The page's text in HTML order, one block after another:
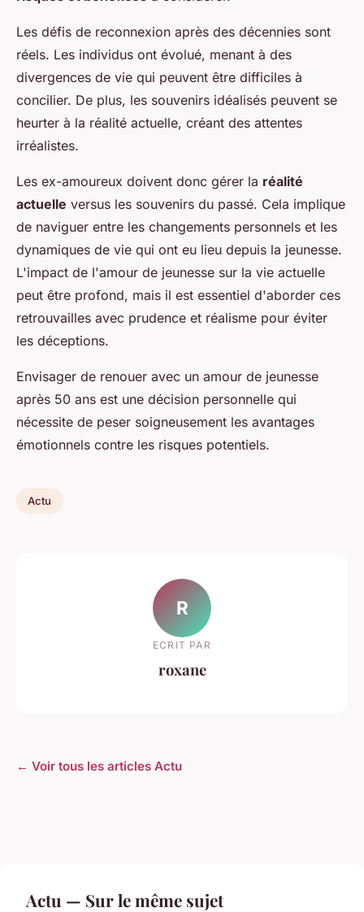
Les défis de reconnexion après des décennies sont
réels. Les individus ont évolué, menant à des
divergences de vie qui peuvent être difficiles à
concilier. De plus, les souvenirs idéalisés peuvent se
heurter à la réalité actuelle, créant des attentes
irréalistes.
Les ex-amoureux doivent donc gérer la réalité
actuelle versus les souvenirs du passé. Cela implique
de naviguer entre les changements personnels et les
dynamiques de vie qui ont eu lieu depuis la jeunesse.
L'impact de l'amour de jeunesse sur la vie actuelle
peut être profond, mais il est essentiel d'aborder ces
retrouvailles avec prudence et réalisme pour éviter
les déceptions.
Envisager de renouer avec un amour de jeunesse
après 50 ans est une décision personnelle qui
nécessite de peser soigneusement les avantages
émotionnels contre les risques potentiels.
Actu
R
ECRIT PAR
roxane
← Voir tous les articles Actu
Actu — Sur le même sujet